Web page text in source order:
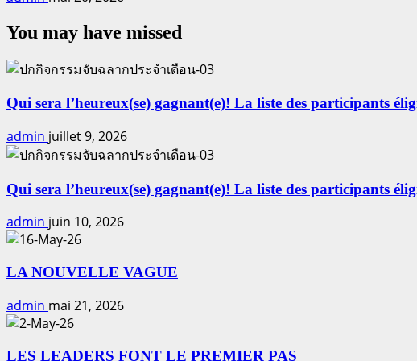
You may have missed
Qui sera l’heureux(se) gagnant(e)! La liste des participants
admin juillet 9, 2026
Qui sera l’heureux(se) gagnant(e)! La liste des participants
admin juin 10, 2026
LA NOUVELLE VAGUE
admin mai 21, 2026
LES LEADERS FONT LE PREMIER PAS